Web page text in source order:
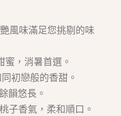
風味滿足您挑剔的味
，消暑首選。
初戀般的香甜。
韻悠長。
子香氣，柔和順口。